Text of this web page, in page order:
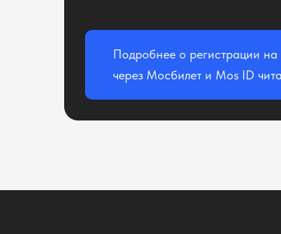
Подробнее о регистрации
через Мосбилет и Mos ID